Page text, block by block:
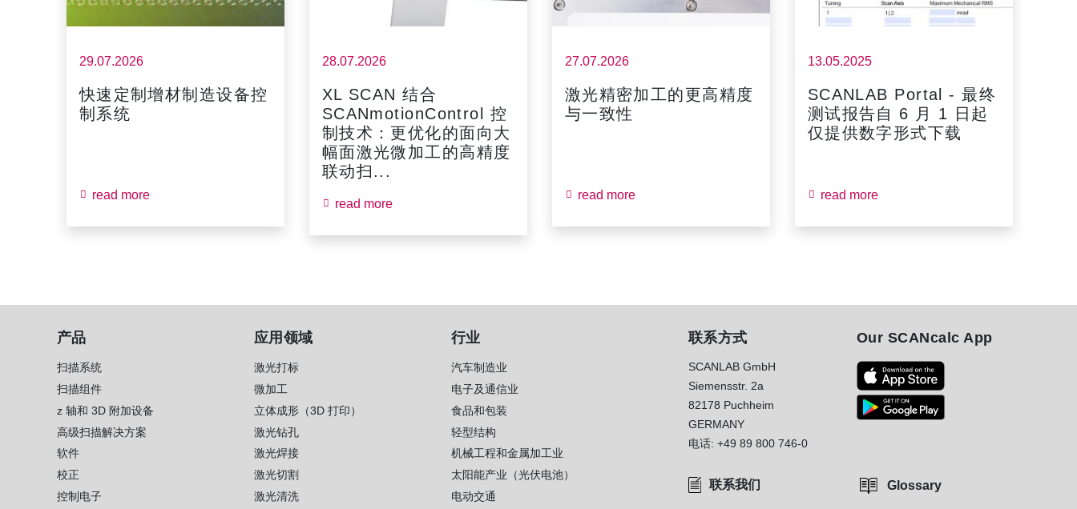
29.07.2026
快速定制增材制造设备控
制系统
read more
28.07.2026
XL SCAN 结合
SCANmotionControl 控
制技术：更优化的面向大
幅面激光微加工的高精度
联动扫...
read more
27.07.2026
激光精密加工的更高精度
与一致性
read more
13.05.2025
SCANLAB Portal - 最终
测试报告自 6 月 1 日起
仅提供数字形式下载
read more
产品
扫描系统
扫描组件
z 轴和 3D 附加设备
高级扫描解决方案
软件
校正
控制电子
应用领域
激光打标
微加工
立体成形（3D 打印）
激光钻孔
激光焊接
激光切割
激光清洗
行业
汽车制造业
电子及通信业
食品和包装
轻型结构
机械工程和金属加工业
太阳能产业（光伏电池）
电动交通
联系方式
SCANLAB GmbH
Siemensstr. 2a
82178 Puchheim
GERMANY
电话: +49 89 800 746-0
联系我们
Our SCANcalc App
Glossary